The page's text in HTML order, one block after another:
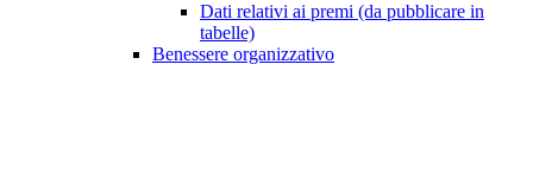
Dati relativi ai premi (da pubblicare in
tabelle)
Benessere organizzativo